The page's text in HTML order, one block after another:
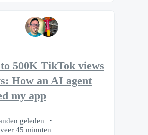
500K TikTok views
How an AI agent
my app
geleden
45 minuten